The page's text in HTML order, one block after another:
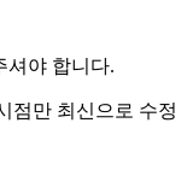
셔야 합니다.
점만 최신으로 수정